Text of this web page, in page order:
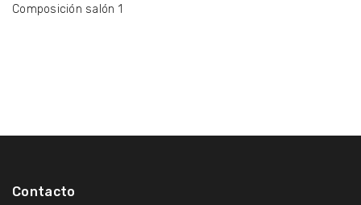
Composición salón 1
Contacto